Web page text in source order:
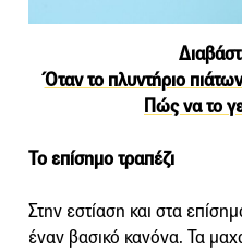
Όταν το πλυντήριο
Πώς να το
Το επίσημο τραπέζι
Στην εστίαση και στα
έναν βασικό κανόνα. Τα